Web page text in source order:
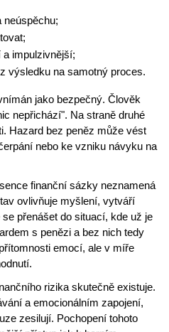
neúspěchu;
a impulzivnější;
výsledku na samotný proces.
jako bezpečný. Člověk
nepřichází". Na straně druhé
Hazard bez peněz může vést
nebo ke vzniku návyku na
finanční sázky neznamená
ovlivňuje myšlení, vytváří
přenášet do situací, kde už je
s penězi a bez nich tedy
emocí, ale v míře
rizika skutečně existuje.
a emocionálním zapojení,
zesilují. Pochopení tohoto